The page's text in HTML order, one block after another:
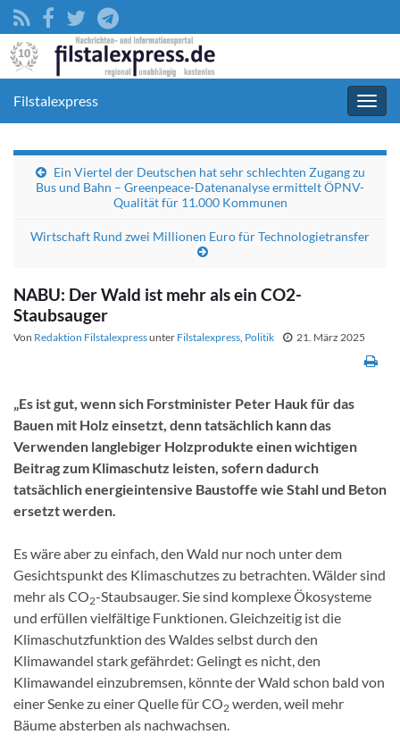
Filstalexpress
Ein Viertel der Deutschen hat sehr schlechten Zugang zu
Bus und Bahn – Greenpeace-Datenanalyse ermittelt ÖPNV-
Qualität für 11.000 Kommunen
Wirtschaft Rund zwei Millionen Euro für Technologietransfer
NABU: Der Wald ist mehr als ein CO2-
Staubsauger
Von Redaktion Filstalexpressunter Filstalexpress, Politik 21. März 2025
„Es ist gut, wenn sich Forstminister Peter Hauk für das
Bauen mit Holz einsetzt, denn tatsächlich kann das
Verwenden langlebiger Holzprodukte einen wichtigen
Beitrag zum Klimaschutz leisten, sofern dadurch
tatsächlich energieintensive Baustoffe wie Stahl und Beton
ersetzt werden.
Es wäre aber zu einfach, den Wald nur noch unter dem
Gesichtspunkt des Klimaschutzes zu betrachten. Wälder sind
mehr als CO2-Staubsauger. Sie sind komplexe Ökosysteme
und erfüllen vielfältige Funktionen. Gleichzeitig ist die
Klimaschutzfunktion des Waldes selbst durch den
Klimawandel stark gefährdet: Gelingt es nicht, den
Klimawandel einzubremsen, könnte der Wald schon bald von
einer Senke zu einer Quelle für CO2 werden, weil mehr
Bäume absterben als nachwachsen.